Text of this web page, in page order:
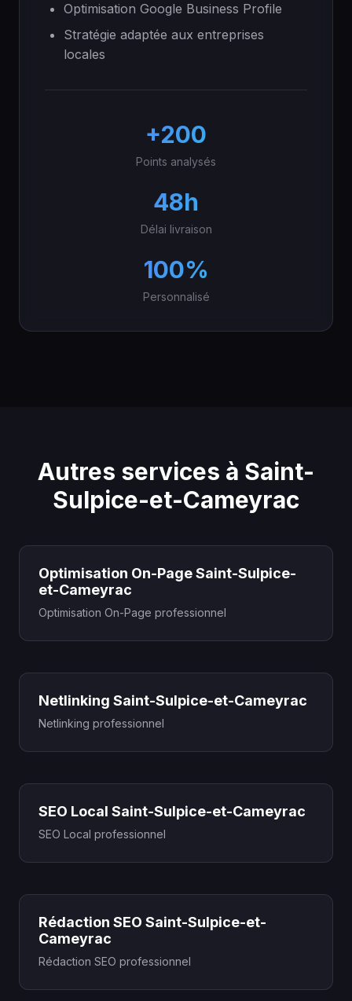
Optimisation Google Business Profile
Stratégie adaptée aux entreprises
locales
+200
Points analysés
48h
Délai livraison
100%
Personnalisé
Autres services à Saint-
Sulpice-et-Cameyrac
Optimisation On-Page Saint-Sulpice-
et-Cameyrac
Optimisation On-Page professionnel
Netlinking Saint-Sulpice-et-Cameyrac
Netlinking professionnel
SEO Local Saint-Sulpice-et-Cameyrac
SEO Local professionnel
Rédaction SEO Saint-Sulpice-et-
Cameyrac
Rédaction SEO professionnel